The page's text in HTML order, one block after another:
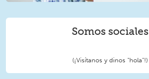
Somos sociales
(¡Visítanos y dinos "hola"!)